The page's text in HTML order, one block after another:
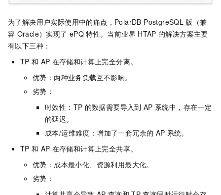
为了解决用户实际使用中的痛点， PolarDB PostgreSQL 版（兼
容 Oracle） 实现了 ePQ 特性。当前业界 HTAP 的解决方案主要
有以下三种：
TP 和 AP 在存储和计算上完全分离。
优势：两种业务负载互不影响。
劣势：
时效性：TP 的数据需要导入到 AP 系统中，存在一定
的延迟。
成本/运维难度：增加了一套冗余的 AP 系统。
TP 和 AP 在存储和计算上完全共享。
优势：成本最小化、资源利用最大化。
劣势：